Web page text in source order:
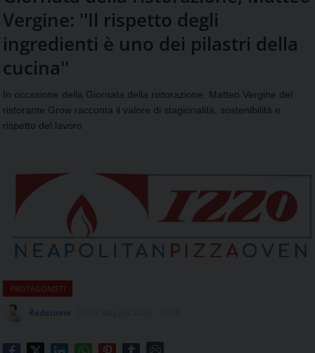
aggiornamenti
quotidiani
temi
come
ristorazione,
food
&
articoli
quotidiani
sul
dell'alimentazione,
dei
fuoricasa,
del
Food
e
CONTATTI
Vergine: ''Il rispetto degli
ingredienti è uno dei pilastri della
cucina''
In occasione della Giornata della ristorazione, Matteo Vergine del
ristorante Grow racconta il valore di stagionalità, sostenibilità e
rispetto del lavoro
PROTAGONISTI
Redazione